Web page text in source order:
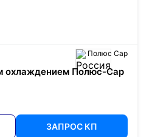
Полюс Сар
охлаждением Полюс-Сар
ЗАПРОС КП